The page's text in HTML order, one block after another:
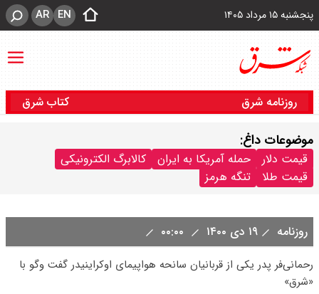
پنجشنبه ۱۵ مرداد ۱۴۰۵ EN
AR
روزنامه شرق کتاب شرق
موضوعات داغ:
قیمت دلار حمله آمریکا به ایران
کالابرگ الکترونیکی
قیمت طلا
تنگه هرمز
روزنامه ۱۹ دی ۱۴۰۰
‌رحمانی‌فر پدر یکی از قربانیان سانحه هواپیمای اوکراینیدر گفت وگو با
«شرق»